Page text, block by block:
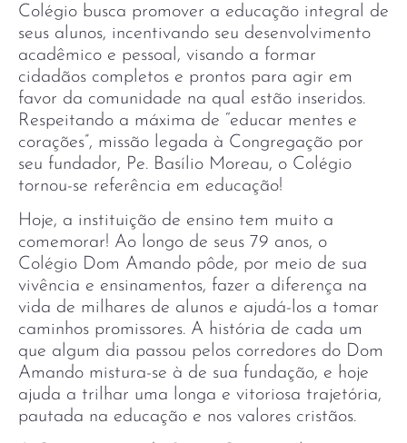
Colégio busca promover a educação integral de
seus alunos, incentivando seu desenvolvimento
acadêmico e pessoal, visando a formar
cidadãos completos e prontos para agir em
favor da comunidade na qual estão inseridos.
Respeitando a máxima de “educar mentes e
corações”, missão legada à Congregação por
seu fundador, Pe. Basílio Moreau, o Colégio
tornou-se referência em educação!
Hoje, a instituição de ensino tem muito a
comemorar! Ao longo de seus 79 anos, o
Colégio Dom Amando pôde, por meio de sua
vivência e ensinamentos, fazer a diferença na
vida de milhares de alunos e ajudá-los a tomar
caminhos promissores. A história de cada um
que algum dia passou pelos corredores do Dom
Amando mistura-se à de sua fundação, e hoje
ajuda a trilhar uma longa e vitoriosa trajetória,
pautada na educação e nos valores cristãos.